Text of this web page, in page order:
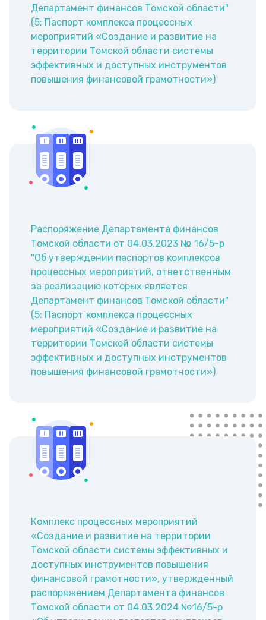
Департамент финансов Томской области"
(5: Паспорт комплекса процессных
мероприятий «Создание и развитие на
территории Томской области системы
эффективных и доступных инструментов
повышения финансовой грамотности»)
Распоряжение Департамента финансов
Томской области от 04.03.2023 № 16/5-р
"Об утверждении паспортов комплексов
процессных мероприятий, ответственным
за реализацию которых является
Департамент финансов Томской области"
(5: Паспорт комплекса процессных
мероприятий «Создание и развитие на
территории Томской области системы
эффективных и доступных инструментов
повышения финансовой грамотности»)
Комплекс процессных мероприятий
«Создание и развитие на территории
Томской области системы эффективных и
доступных инструментов повышения
финансовой грамотности», утвержденный
распоряжением Департамента финансов
Томской области от 04.03.2024 №16/5-р